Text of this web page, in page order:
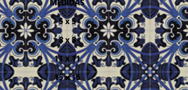
MEDIDAS
5 x 5
8 x 8
11 x 11
15 x 15